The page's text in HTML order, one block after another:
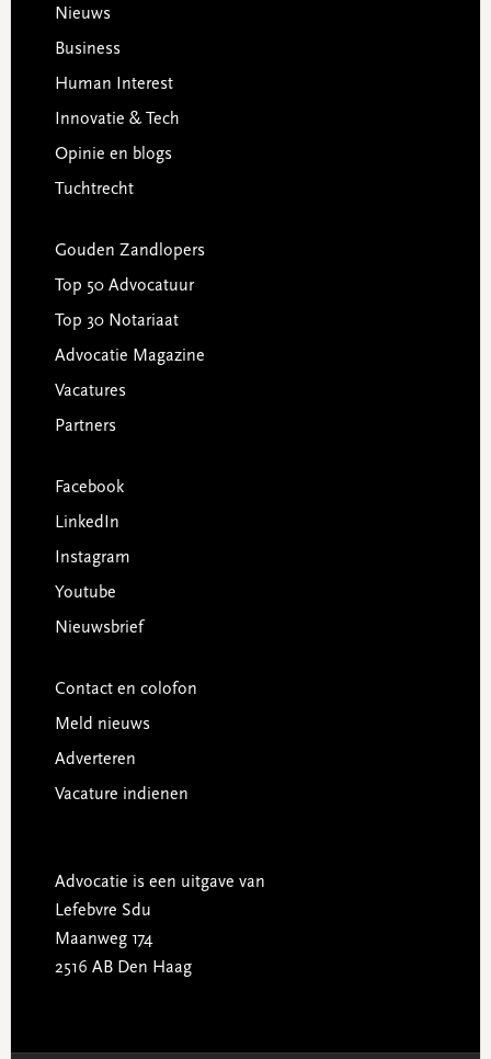
Footer
Nieuws
Business
Human Interest
Innovatie & Tech
Opinie en blogs
Tuchtrecht
Gouden Zandlopers
Top 50 Advocatuur
Top 30 Notariaat
Advocatie Magazine
Vacatures
Partners
Facebook
LinkedIn
Instagram
Youtube
Nieuwsbrief
Contact en colofon
Meld nieuws
Adverteren
Vacature indienen
Advocatie is een uitgave van
Lefebvre Sdu
Maanweg 174
2516 AB Den Haag